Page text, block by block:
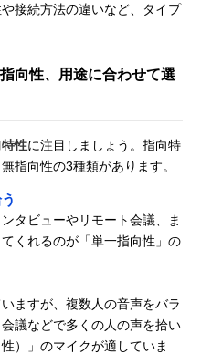
接続方法の違いなど、タイプ
向性、用途に合わせて選
性に注目しましょう。指向特
指向性の3種類があります。
タビューやリモート会議、ま
くれるのが「単一指向性」の
ますが、複数人の音声をバラ
議などで多くの人の声を拾い
）」のマイクが適していま